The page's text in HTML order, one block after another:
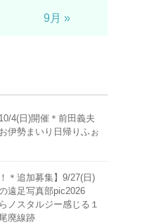
9月 »
4(日)開催＊前田義夫
伊勢まいり日帰りふぉ
＊追加募集】9/27(日)
遠足写真部pic2026
ノスタルジー感じる１
廃線跡